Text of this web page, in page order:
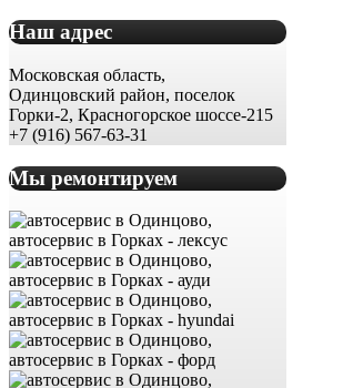
Наш адрес
Московская область,
Одинцовский район, поселок
Горки-2, Красногорское шоссе-215
+7 (916) 567-63-31
Мы ремонтируем